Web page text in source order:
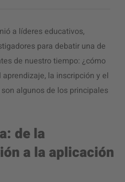
a líderes educativos,
para debatir una de
de nuestro tiempo: ¿cómo
la inscripción y el
algunos de los principales
de la
a la aplicación